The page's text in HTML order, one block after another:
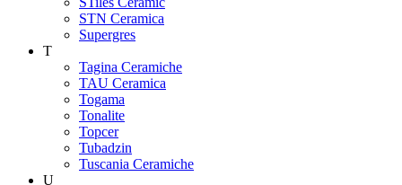
STN Ceramica
Supergres
T
Tagina Ceramiche
TAU Ceramica
Togama
Tonalite
Topcer
Tubadzin
Tuscania Ceramiche
U